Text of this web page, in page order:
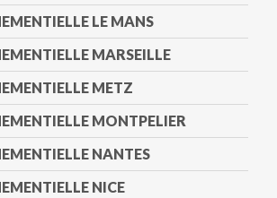
LE MANS
MARSEILLE
METZ
MONTPELIER
NANTES
NICE